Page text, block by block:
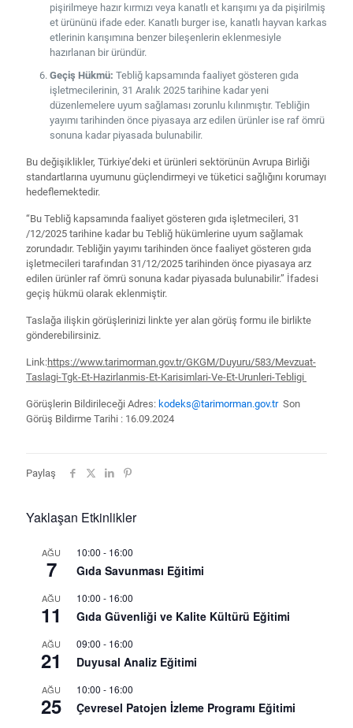
pişirilmeye hazır kırmızı veya kanatlı et karışımı ya da pişirilmiş
et ürününü ifade eder. Kanatlı burger ise, kanatlı hayvan karkas
etlerinin karışımına benzer bileşenlerin eklenmesiyle
hazırlanan bir üründür.
Geçiş Hükmü: Tebliğ kapsamında faaliyet gösteren gıda
işletmecilerinin, 31 Aralık 2025 tarihine kadar yeni
düzenlemelere uyum sağlaması zorunlu kılınmıştır. Tebliğin
yayımı tarihinden önce piyasaya arz edilen ürünler ise raf ömrü
sonuna kadar piyasada bulunabilir.
Bu değişiklikler, Türkiye’deki et ürünleri sektörünün Avrupa Birliği
standartlarına uyumunu güçlendirmeyi ve tüketici sağlığını korumayı
hedeflemektedir.
“Bu Tebliğ kapsamında faaliyet gösteren gıda işletmecileri, 31
/12/2025 tarihine kadar bu Tebliğ hükümlerine uyum sağlamak
zorundadır. Tebliğin yayımı tarihinden önce faaliyet gösteren gıda
işletmecileri tarafından 31/12/2025 tarihinden önce piyasaya arz
edilen ürünler raf ömrü sonuna kadar piyasada bulunabilir.” İfadesi
geçiş hükmü olarak eklenmiştir.
Taslağa ilişkin görüşlerinizi linkte yer alan görüş formu ile birlikte
gönderebilirsiniz.
Link:https://www.tarimorman.gov.tr/GKGM/Duyuru/583/Mevzuat-
Taslagi-Tgk-Et-Hazirlanmis-Et-Karisimlari-Ve-Et-Urunleri-Tebligi
Görüşlerin Bildirileceği Adres: kodeks@tarimorman.gov.tr​ Son
Görüş Bildirme Tarihi : 16.09.2024
Paylaş
Yaklaşan Etkinlikler
AĞU
7
10:00 - 16:00
Gıda Savunması Eğitimi
AĞU
11
10:00 - 16:00
Gıda Güvenliği ve Kalite Kültürü Eğitimi
AĞU
21
09:00 - 16:00
Duyusal Analiz Eğitimi
AĞU
25
10:00 - 16:00
Çevresel Patojen İzleme Programı Eğitimi